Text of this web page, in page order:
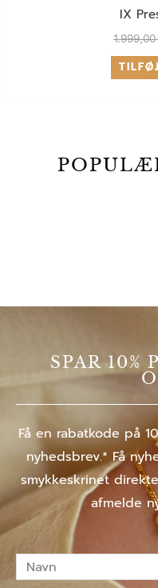
IX
1.999,00
SPAR 10%
Få en rabatkode på
nyhedsbrev.* Få
smykkeskrinet
afmelde
Navn